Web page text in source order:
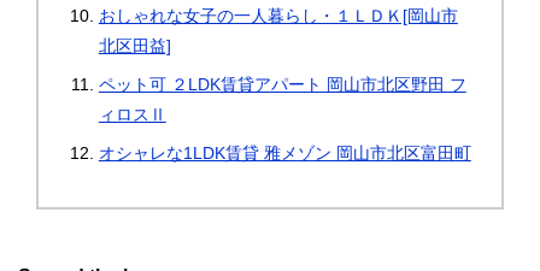
おしゃれな女子の一人暮らし・１ＬＤＫ[岡山市
北区田益]
ペット可 ２LDK賃貸アパート 岡山市北区野田 フ
ィロスⅡ
オシャレな1LDK賃貸 雅メゾン 岡山市北区富田町